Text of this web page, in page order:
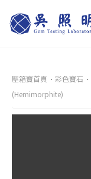
壓箱寶首頁 彩色寶石
(Hemimorphite)